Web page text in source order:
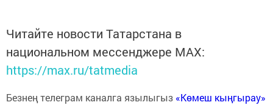
Читайте новости Татарстана в
национальном мессенджере MАХ:
https://max.ru/tatmedia
Безнең телеграм каналга язылыгыз «Көмеш кыңгырау»